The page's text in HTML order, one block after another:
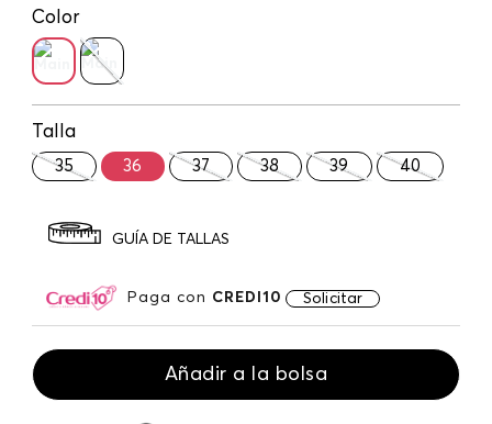
Color
Talla
35 36 37 38 39 40
GUÍA DE TALLAS
Paga con CREDI10 Solicitar
Añadir a la bolsa